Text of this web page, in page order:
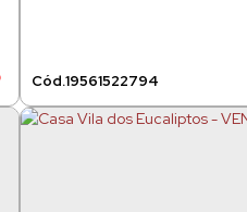
19561522794